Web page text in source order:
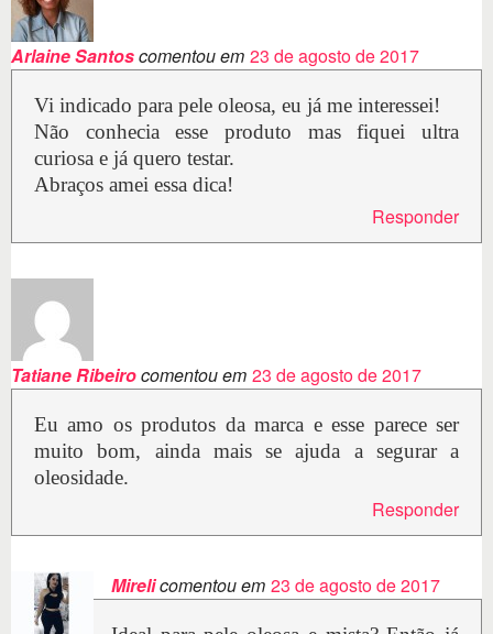
Arlaine Santoscomentou em 23 de agosto de 2017
Vi indicado para pele oleosa, eu já me interessei!
Não conhecia esse produto mas fiquei ultra
curiosa e já quero testar.
Abraços amei essa dica!
Responder
Tatiane Ribeirocomentou em 23 de agosto de 2017
Eu amo os produtos da marca e esse parece ser
muito bom, ainda mais se ajuda a segurar a
oleosidade.
Responder
Mirelicomentou em 23 de agosto de 2017